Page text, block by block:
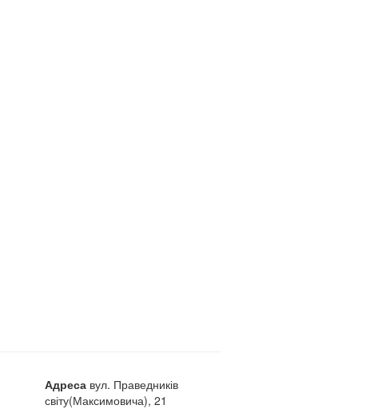
Адреса вул. Праведників
світу(Максимовича), 21